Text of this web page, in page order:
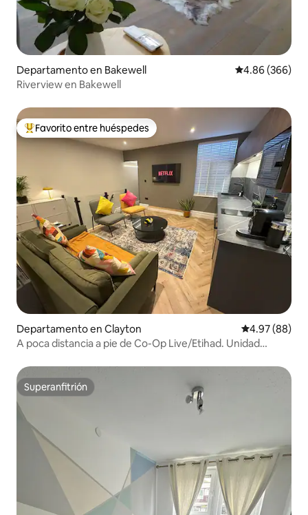
Departamento en Bakewell Calificación
4.86 (366)
Riverview en Bakewell
De los mejores en Favorito entre huéspedes
Favorito entre huéspedes
Departamento en Clayton Calificación
4.97 (88)
A poca distancia a pie de Co-Op Live/Etihad. Unidad
Superanfitrión
Superanfitrión